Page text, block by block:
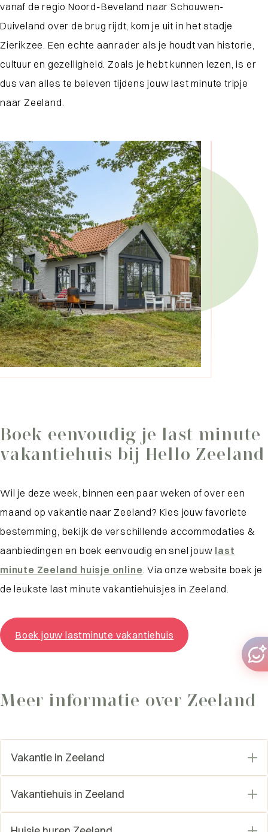
vanaf de regio Noord-Beveland naar Schouwen-
Duiveland over de brug rijdt, kom je uit in het stadje
Zierikzee. Een echte aanrader als je houdt van historie,
cultuur en gezelligheid. Zoals je hebt kunnen lezen, is er
dus van alles te beleven tijdens jouw last minute tripje
naar Zeeland.
Boek eenvoudig je last minute
vakantiehuis bij Hello Zeeland
Wil je deze week, binnen een paar weken of over een
maand op vakantie naar Zeeland? Kies jouw favoriete
bestemming, bekijk de verschillende accommodaties &
aanbiedingen en boek eenvoudig en snel jouw last
minute Zeeland huisje online. Via onze website boek je
de leukste last minute vakantiehuisjes in Zeeland.
Boek jouw lastminute vakantiehuis
Meer informatie over Zeeland
Vakantie in Zeeland
Vakantiehuis in Zeeland